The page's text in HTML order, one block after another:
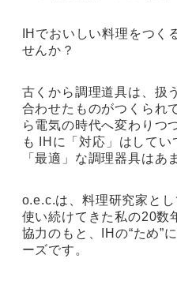
IHでおいしい料理をつく
せんか？
古くから調理道具は、扱
合わせたものがつくられ
ら電気の時代へ変わりつ
も
「最適」な調理器具はあ
o.e.c.は、料理研究家と
使い続けてきた私の20数
協力のもと、IHの“ため”
ーズです。